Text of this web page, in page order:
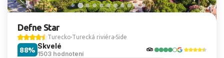
Defne Star
Turecko Turecká riviéra Side
Skvelé
1503 hodnotení
88%